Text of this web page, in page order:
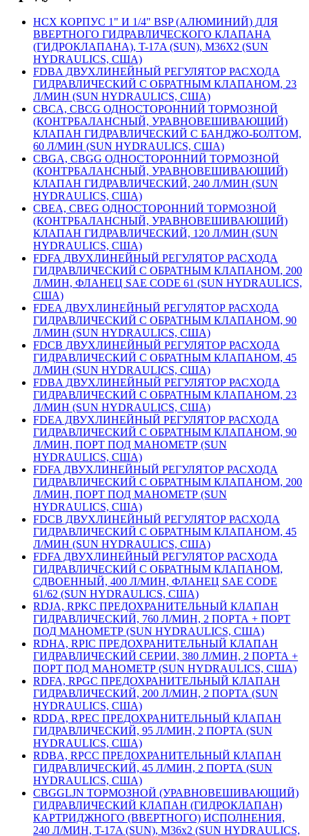
HCX КОРПУС 1" И 1/4" BSP (АЛЮМИНИЙ) ДЛЯ
ВВЕРТНОГО ГИДРАВЛИЧЕСКОГО КЛАПАНА
(ГИДРОКЛАПАНА), T-17A (SUN), M36X2 (SUN
HYDRAULICS, США)
FDBA ДВУХЛИНЕЙНЫЙ РЕГУЛЯТОР РАСХОДА
ГИДРАВЛИЧЕСКИЙ С ОБРАТНЫМ КЛАПАНОМ, 23
Л/МИН (SUN HYDRAULICS, США)
CBCA, CBCG ОДНОСТОРОННИЙ ТОРМОЗНОЙ
(КОНТРБАЛАНСНЫЙ, УРАВНОВЕШИВАЮЩИЙ)
КЛАПАН ГИДРАВЛИЧЕСКИЙ С БАНДЖО-БОЛТОМ,
60 Л/МИН (SUN HYDRAULICS, США)
CBGA, CBGG ОДНОСТОРОННИЙ ТОРМОЗНОЙ
(КОНТРБАЛАНСНЫЙ, УРАВНОВЕШИВАЮЩИЙ)
КЛАПАН ГИДРАВЛИЧЕСКИЙ, 240 Л/МИН (SUN
HYDRAULICS, США)
CBEA, CBEG ОДНОСТОРОННИЙ ТОРМОЗНОЙ
(КОНТРБАЛАНСНЫЙ, УРАВНОВЕШИВАЮЩИЙ)
КЛАПАН ГИДРАВЛИЧЕСКИЙ, 120 Л/МИН (SUN
HYDRAULICS, США)
FDFA ДВУХЛИНЕЙНЫЙ РЕГУЛЯТОР РАСХОДА
ГИДРАВЛИЧЕСКИЙ С ОБРАТНЫМ КЛАПАНОМ, 200
Л/МИН, ФЛАНЕЦ SAE CODE 61 (SUN HYDRAULICS,
США)
FDEA ДВУХЛИНЕЙНЫЙ РЕГУЛЯТОР РАСХОДА
ГИДРАВЛИЧЕСКИЙ С ОБРАТНЫМ КЛАПАНОМ, 90
Л/МИН (SUN HYDRAULICS, США)
FDCB ДВУХЛИНЕЙНЫЙ РЕГУЛЯТОР РАСХОДА
ГИДРАВЛИЧЕСКИЙ С ОБРАТНЫМ КЛАПАНОМ, 45
Л/МИН (SUN HYDRAULICS, США)
FDBA ДВУХЛИНЕЙНЫЙ РЕГУЛЯТОР РАСХОДА
ГИДРАВЛИЧЕСКИЙ С ОБРАТНЫМ КЛАПАНОМ, 23
Л/МИН (SUN HYDRAULICS, США)
FDEA ДВУХЛИНЕЙНЫЙ РЕГУЛЯТОР РАСХОДА
ГИДРАВЛИЧЕСКИЙ С ОБРАТНЫМ КЛАПАНОМ, 90
Л/МИН, ПОРТ ПОД МАНОМЕТР (SUN
HYDRAULICS, США)
FDFA ДВУХЛИНЕЙНЫЙ РЕГУЛЯТОР РАСХОДА
ГИДРАВЛИЧЕСКИЙ С ОБРАТНЫМ КЛАПАНОМ, 200
Л/МИН, ПОРТ ПОД МАНОМЕТР (SUN
HYDRAULICS, США)
FDCB ДВУХЛИНЕЙНЫЙ РЕГУЛЯТОР РАСХОДА
ГИДРАВЛИЧЕСКИЙ С ОБРАТНЫМ КЛАПАНОМ, 45
Л/МИН (SUN HYDRAULICS, США)
FDFA ДВУХЛИНЕЙНЫЙ РЕГУЛЯТОР РАСХОДА
ГИДРАВЛИЧЕСКИЙ С ОБРАТНЫМ КЛАПАНОМ,
СДВОЕННЫЙ, 400 Л/МИН, ФЛАНЕЦ SAE CODE
61/62 (SUN HYDRAULICS, США)
RDJA, RPKC ПРЕДОХРАНИТЕЛЬНЫЙ КЛАПАН
ГИДРАВЛИЧЕСКИЙ, 760 Л/МИН, 2 ПОРТА + ПОРТ
ПОД МАНОМЕТР (SUN HYDRAULICS, США)
RDHA, RPIC ПРЕДОХРАНИТЕЛЬНЫЙ КЛАПАН
ГИДРАВЛИЧЕСКИЙ СЕРИИ, 380 Л/МИН, 2 ПОРТА +
ПОРТ ПОД МАНОМЕТР (SUN HYDRAULICS, США)
RDFA, RPGC ПРЕДОХРАНИТЕЛЬНЫЙ КЛАПАН
ГИДРАВЛИЧЕСКИЙ, 200 Л/МИН, 2 ПОРТА (SUN
HYDRAULICS, США)
RDDA, RPEC ПРЕДОХРАНИТЕЛЬНЫЙ КЛАПАН
ГИДРАВЛИЧЕСКИЙ, 95 Л/МИН, 2 ПОРТА (SUN
HYDRAULICS, США)
RDBA, RPCC ПРЕДОХРАНИТЕЛЬНЫЙ КЛАПАН
ГИДРАВЛИЧЕСКИЙ, 45 Л/МИН, 2 ПОРТА (SUN
HYDRAULICS, США)
CBGGLJN ТОРМОЗНОЙ (УРАВНОВЕШИВАЮЩИЙ)
ГИДРАВЛИЧЕСКИЙ КЛАПАН (ГИДРОКЛАПАН)
КАРТРИДЖНОГО (ВВЕРТНОГО) ИСПОЛНЕНИЯ,
240 Л/МИН, T-17A (SUN), М36х2 (SUN HYDRAULICS,